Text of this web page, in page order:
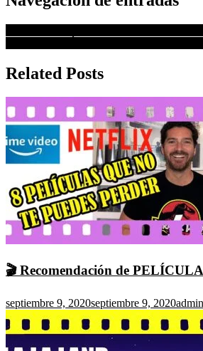
Related Posts
🎬 Recomendación de
septiembre 9, 2020septiembre 9, 2020admin